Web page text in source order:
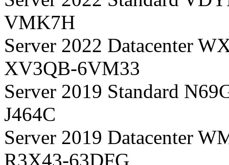
VMK7H
Server 2022 Datacenter
XV3QB-6VM33
Server 2019 Standard
J464C
Server 2019 Datacenter
R3X43-63DFG